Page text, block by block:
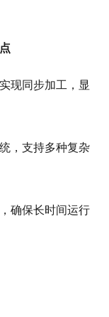
现同步加工，显
，支持多种复杂
确保长时间运行